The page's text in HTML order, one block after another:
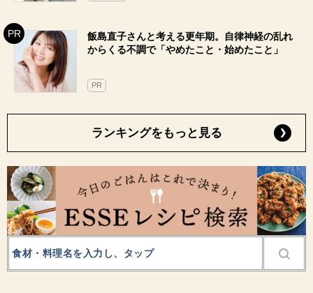
飯島直子さんと考える更年期。自律神経の乱れ
からくる不調で「やめたこと・始めたこと」
PR
ランキングをもっと見る